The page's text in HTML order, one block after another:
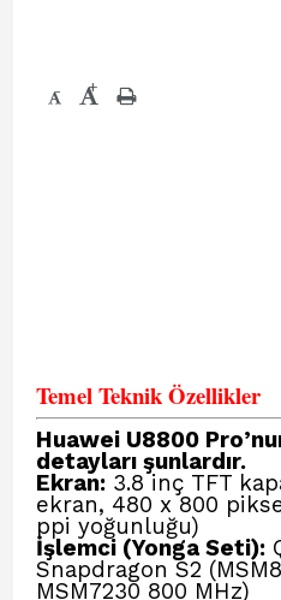
- +
Temel Teknik
Huawei U8800
detayları şunlardır.
Ekran: 3.8 inç TFT
ekran, 480 x 800
ppi yoğunluğu)
İşlemci (Yonga Seti):
Snapdragon S2
MSM7230 800 MHz)